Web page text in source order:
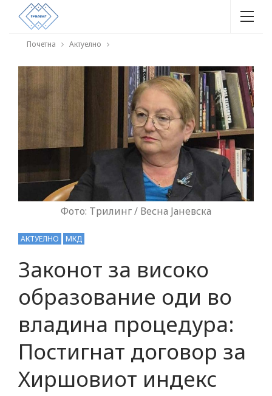
Почетна Актуелно
Фото: Трилинг / Весна Јаневска
АКТУЕЛНО МКД
Законот за високо
образование оди во
владина процедура:
Постигнат договор за
Хиршовиот индекс